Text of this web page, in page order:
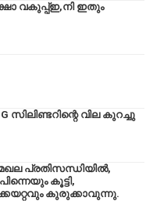
വകുപ്പ്ഇ,നി ഇതും
വില കുറച്ചു
പ്രതിസന്ധിയിൽ,
കൂട്ടി,
കുരുക്കാവുന്നു.